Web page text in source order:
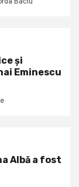
și
Eminescu
Albă a fost